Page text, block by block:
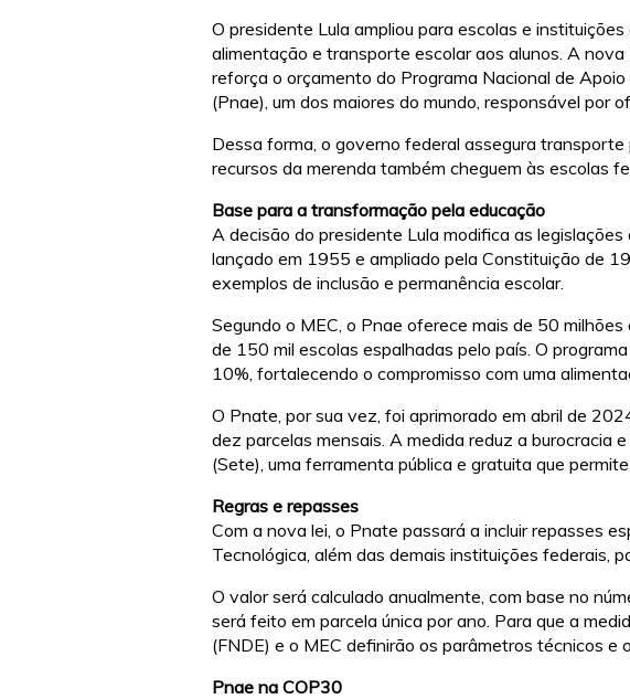
O presidente Lula ampliou para escolas e
alimentação e transporte escolar aos alunos. A
reforça o orçamento do Programa Nacional de
(Pnae), um dos maiores do mundo, responsável por
Dessa forma, o governo federal assegura
recursos da merenda também cheguem às escolas
Base para a transformação pela educação
A decisão do presidente Lula modifica as
lançado em 1955 e ampliado pela Constituição de
exemplos de inclusão e permanência escolar.
Segundo o MEC, o Pnae oferece mais de 50
de 150 mil escolas espalhadas pelo país. O
10%, fortalecendo o compromisso com uma
O Pnate, por sua vez, foi aprimorado em abril de
dez parcelas mensais. A medida reduz a burocracia
(Sete), uma ferramenta pública e gratuita que
Regras e repasses
Com a nova lei, o Pnate passará a incluir repasses
Tecnológica, além das demais instituições federais,
O valor será calculado anualmente, com base no
será feito em parcela única por ano. Para que a
(FNDE) e o MEC definirão os parâmetros técnicos e
Pnae na COP30